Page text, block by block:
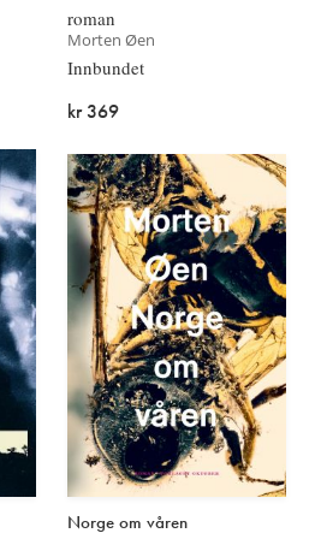
roman
Morten Øen
Innbundet
kr 369
Norge om våren